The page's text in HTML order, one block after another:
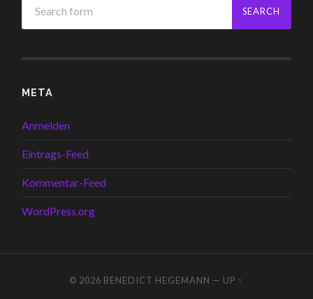
META
Anmelden
Eintrags-Feed
Kommentar-Feed
WordPress.org
© 2026 BENEDICT HEGEMANN — UP ↑